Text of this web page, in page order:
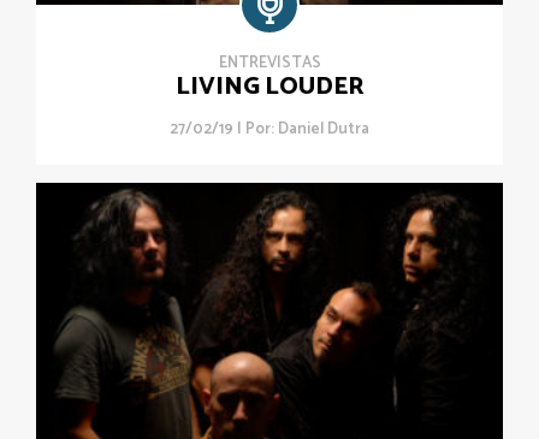
ENTREVISTAS
LIVING LOUDER
27/02/19 | Por:Daniel Dutra